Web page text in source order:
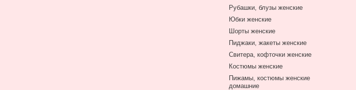
Рубашки, блузы женские
Юбки женские
Шорты женские
Пиджаки, жакеты женские
Свитера, кофточки женские
Костюмы женские
Пижамы, костюмы женские
домашние